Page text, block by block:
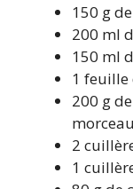
150 g
200 ml
150 ml
1
200 g
2
1